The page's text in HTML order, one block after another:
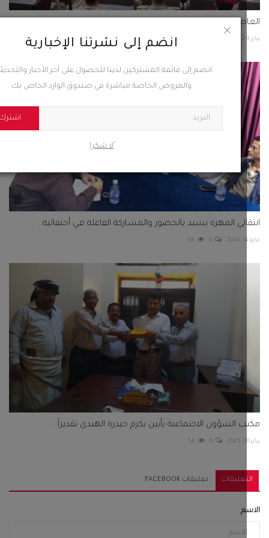
انضم إلى نشرتنا الإخبارية
انضم إلى قائمة المشتركين لدينا للحصول على آخر الأخبار والتحديثات
والعروض الخاصة مباشرة في صندوق الوارد الخاص بك
ًلا شكرا
عدن ... وزير الدفاع يشيد بعزيمة الخريجين من الكليات...
المهرة يشيد بالحضور والمشاركة الفاعلة في أحتفالية...
0
58
الشؤون الاجتماعية بأبين يكرم حيدرة الهندي تقديراً...
0
54
تعليقات FACEBOOK